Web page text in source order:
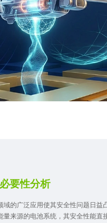
要性分析
的广泛应用使其安全性问题日益
来源的电池系统，其安全性能直